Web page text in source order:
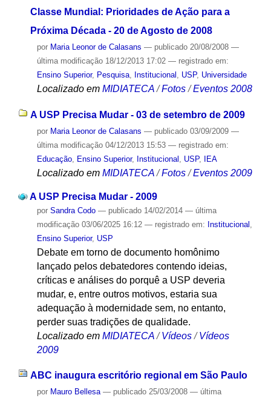
Classe Mundial: Prioridades de Ação para a
Próxima Década - 20 de Agosto de 2008
por Maria Leonor de Calasans — publicado20/08/2008 —
última modificação18/12/2013 17:02 — registrado em:
Ensino Superior, Pesquisa, Institucional , USP, Universidade
Localizado em MIDIATECA /Fotos /Eventos 2008
A USP Precisa Mudar - 03 de setembro de 2009
por Maria Leonor de Calasans — publicado03/09/2009 —
última modificação04/12/2013 15:53 — registrado em:
Educação, Ensino Superior, Institucional , USP, IEA
Localizado em MIDIATECA /Fotos /Eventos 2009
A USP Precisa Mudar - 2009
por Sandra Codo — publicado14/02/2014 — última
modificação03/06/2025 16:12 — registrado em: Institucional
Ensino Superior, USP
Debate em torno de documento homônimo
lançado pelos debatedores contendo ideias,
críticas e análises do porquê a USP deveria
mudar, e, entre outros motivos, estaria sua
adequação à modernidade sem, no entanto,
perder suas tradições de qualidade.
Localizado em MIDIATECA /Vídeos /Vídeos
2009
ABC inaugura escritório regional em São Paulo
por Mauro Bellesa — publicado25/03/2008 — última